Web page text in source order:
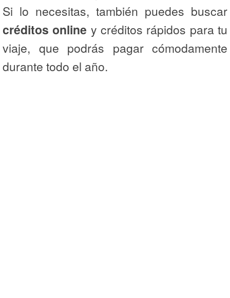
Si lo necesitas, también puedes buscar
créditos online y créditos rápidos para tu
viaje, que podrás pagar cómodamente
durante todo el año.